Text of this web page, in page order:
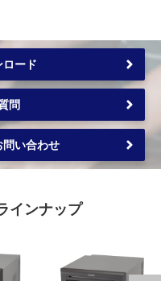
ロード
問
問い合わせ
インナップ